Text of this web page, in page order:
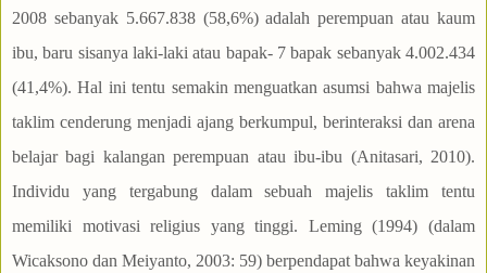
2008 sebanyak 5.667.838 (58,6%) adalah perempuan atau kaum
ibu, baru sisanya laki-laki atau bapak- 7 bapak sebanyak 4.002.434
(41,4%). Hal ini tentu semakin menguatkan asumsi bahwa majelis
taklim cenderung menjadi ajang berkumpul, berinteraksi dan arena
belajar bagi kalangan perempuan atau ibu-ibu (Anitasari, 2010).
Individu yang tergabung dalam sebuah majelis taklim tentu
memiliki motivasi religius yang tinggi. Leming (1994) (dalam
Wicaksono dan Meiyanto, 2003: 59) berpendapat bahwa keyakinan